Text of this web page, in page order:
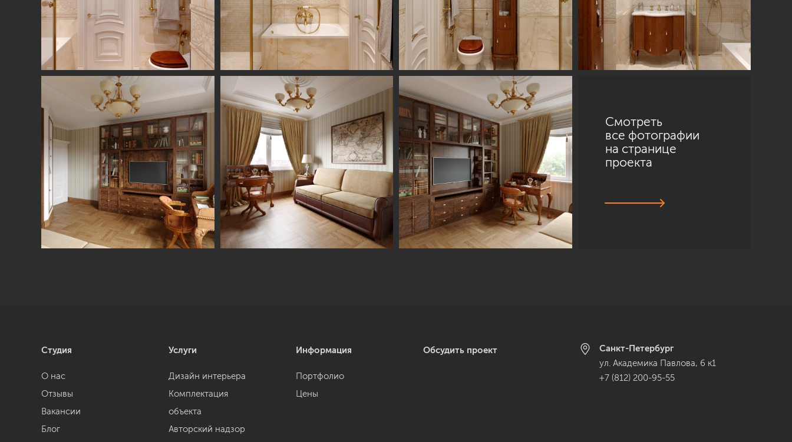
Смотреть
все фотографии
на странице
проекта
Студия
О нас
Отзывы
Вакансии
Блог
Услуги
Дизайн интерьера
Комплектация
объекта
Авторский надзор
Информация
Портфолио
Цены
Обсудить проект
Санкт-Петербург
ул. Академика Павлова, 6 к1
+7 (812) 200-95-55